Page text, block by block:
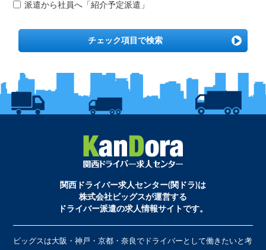
派遣から社員へ「紹介予定派遣」
チェック項目で検索
関西ドライバー求人センター(関ドラ)は
株式会社ビッグスが運営する
ドライバー派遣の求人情報サイトです。
ビッグスは大阪・神戸・京都・奈良でドライバーとして働きたいと考